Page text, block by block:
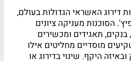
דירוג האשראי הגדולות בעולם,
הסוכנות מעניקה ציונים
תאגידים ומכשירים
מוסדיים מחליטים אילו
היקף. שינוי בדירוג או